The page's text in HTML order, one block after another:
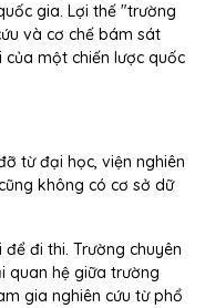
gia. Lợi thế "trường
và cơ chế bám sát
một chiến lược quốc
từ đại học, viện nghiên
không có cơ sở dữ
đi thi. Trường chuyên
quan hệ giữa trường
gia nghiên cứu từ phổ